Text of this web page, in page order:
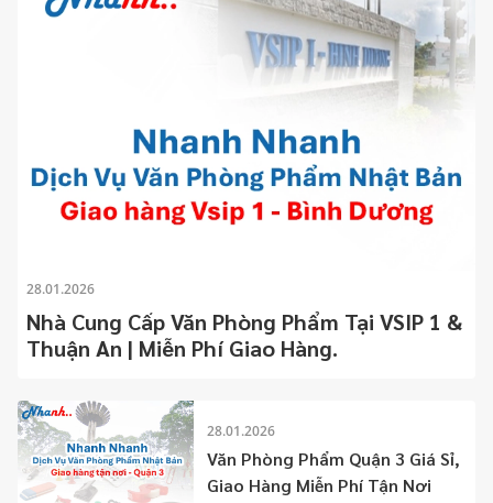
28.01.2026
Nhà Cung Cấp Văn Phòng Phẩm Tại VSIP 1 &
Thuận An | Miễn Phí Giao Hàng.
28.01.2026
Văn Phòng Phẩm Quận 3 Giá Sỉ,
Giao Hàng Miễn Phí Tận Nơi